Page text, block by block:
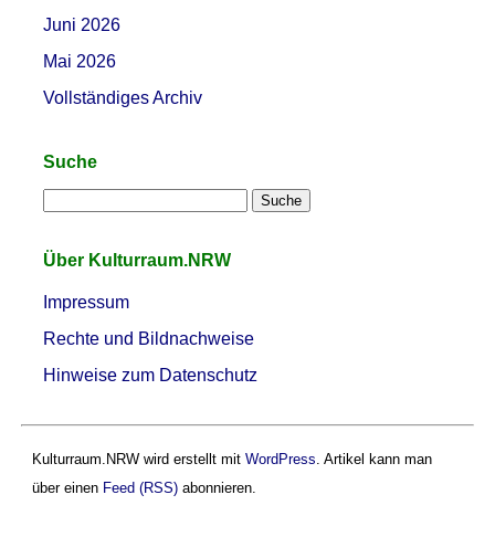
Juni 2026
Mai 2026
Vollständiges Archiv
Suche
Über Kulturraum.NRW
Impressum
Rechte und Bildnachweise
Hinweise zum Datenschutz
Kulturraum.NRW wird erstellt mit WordPress. Artikel kann man
über einen Feed (RSS)abonnieren.